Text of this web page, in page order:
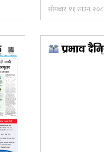
सोमबार, ११ साउन,